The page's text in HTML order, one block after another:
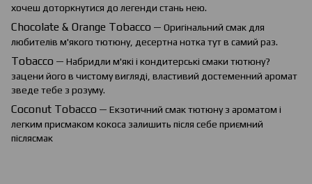
хочеш доторкнутися до легенди стань нею.
Chocolate & Orange Tobacco — Оригінальний смак для
любителів м'якого тютюну, десертна нотка тут в самий раз.
Tobacco — Набридли м'які і кондитерські смаки тютюну?
зацени його в чистому вигляді, властивий достеменний аромат
зведе тебе з розуму.
Coconut Tobacco — Екзотичний смак тютюну з ароматом і
легким присмаком кокоса залишить після себе приємний
післясмак